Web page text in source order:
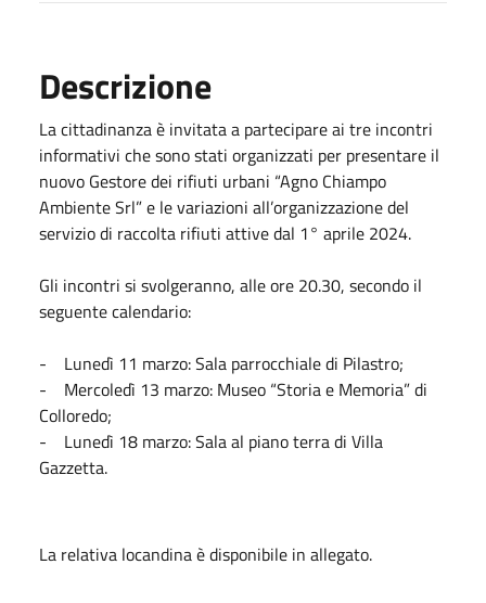
Descrizione
La cittadinanza è invitata a partecipare ai tre incontri
informativi che sono stati organizzati per presentare il
nuovo Gestore dei rifiuti urbani “Agno Chiampo
Ambiente Srl” e le variazioni all’organizzazione del
servizio di raccolta rifiuti attive dal 1° aprile 2024.
Gli incontri si svolgeranno, alle ore 20.30, secondo il
seguente calendario:
- Lunedì 11 marzo: Sala parrocchiale di Pilastro;
- Mercoledì 13 marzo: Museo “Storia e Memoria” di
Colloredo;
- Lunedì 18 marzo: Sala al piano terra di Villa
Gazzetta.
La relativa locandina è disponibile in allegato.